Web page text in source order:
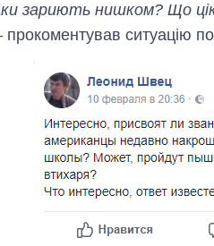
зариють нишком? Що
прокоментував ситуацію